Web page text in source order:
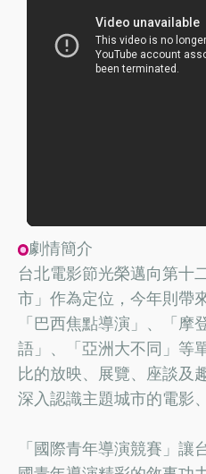
劇情簡介
台北電影節光榮邁向第十
市」作為定位，今年則帶
「巴西焦點導演」、「摩
語」、「亞洲大不同」等
比的放映、展覽、座談及
深入認識主題城市的電影
「國際青年導演競賽」讓